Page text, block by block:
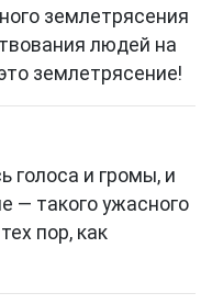
землетрясения
людей на
землетрясение!
голоса и громы, и
— такого ужасного
пор, как